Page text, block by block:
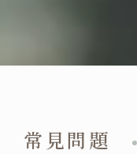
常見問題